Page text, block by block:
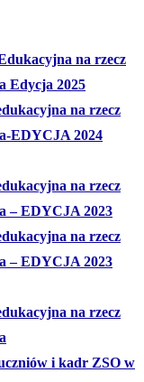
na rzecz
Edycja 2025
na rzecz
EDYCJA 2024
na rzecz
– EDYCJA 2023
na rzecz
– EDYCJA 2023
na rzecz
i kadr ZSO w